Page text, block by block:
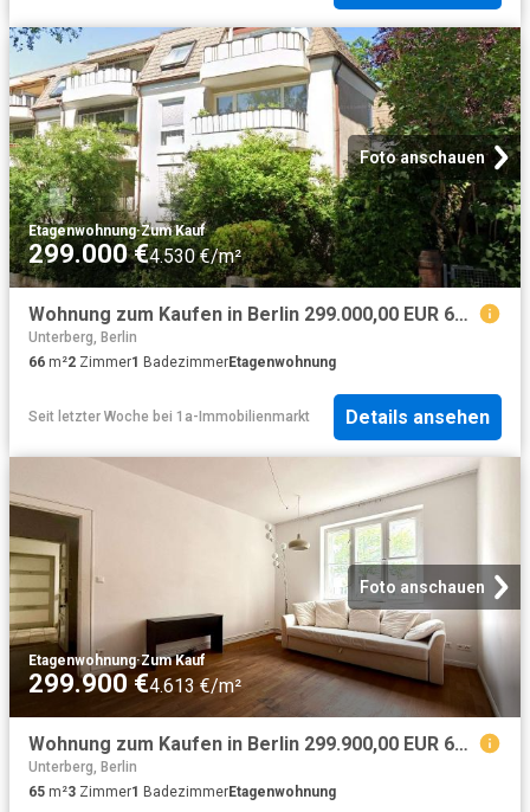
Foto anschauen
Etagenwohnung·Zum Kauf
299.000 €4.530 €/m²
Wohnung zum Kaufen in Berlin 299.000,00 EUR 66 m²
Unterberg, Berlin
66 m²2 Zimmer1 BadezimmerEtagenwohnung
Seit letzter Woche bei 1a-Immobilienmarkt Details ansehen
Foto anschauen
Etagenwohnung·Zum Kauf
299.900 €4.613 €/m²
Wohnung zum Kaufen in Berlin 299.900,00 EUR 65.34 m²
Unterberg, Berlin
65 m²3 Zimmer1 BadezimmerEtagenwohnung